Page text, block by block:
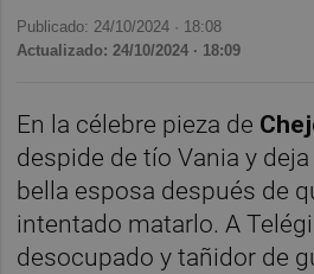
Publicado: 24/10/2024 · 18:08
Actualizado: 24/10/2024 · 18:09
En la célebre pieza de
despide de tío Vania y
bella esposa después de
intentado matarlo. A
desocupado y tañidor de